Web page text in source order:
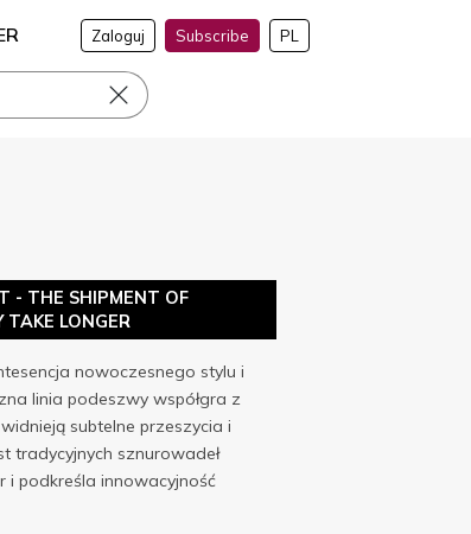
Zaloguj Subscribe PL
- THE SHIPMENT OF
TAKE LONGER
nowoczesnego stylu i
linia podeszwy współgra z
subtelne przeszycia i
tradycyjnych sznurowadeł
i podkreśla innowacyjność